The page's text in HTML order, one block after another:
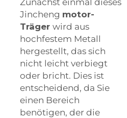
Jincheng motor-
Träger wird aus
hochfestem Metall
hergestellt, das sich
nicht leicht verbiegt
oder bricht. Dies ist
entscheidend, da Sie
einen Bereich
benötigen, der die